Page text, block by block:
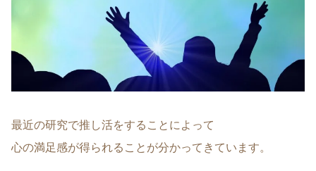
最近の研究で推し活をすることによって
心の満足感が得られることが分かってきています。